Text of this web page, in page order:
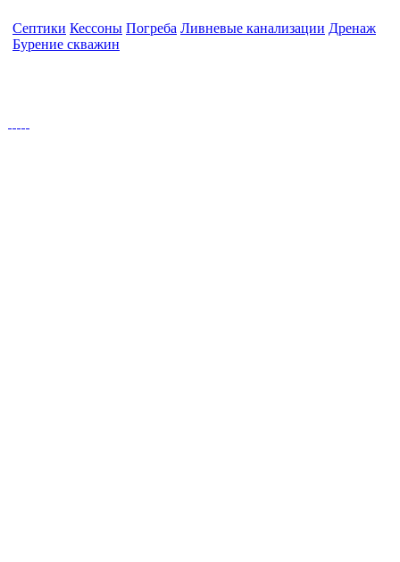
Септики Кессоны Погреба Ливневые канализации Дренаж
Бурение скважин